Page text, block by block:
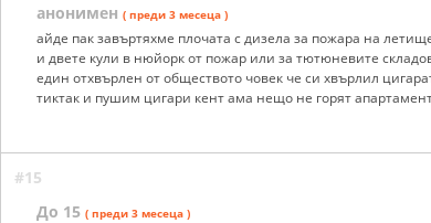
анонимен ( преди 3 месеца )
айде пак завъртяхме плочата с дизела за пожара на
и двете кули в нюйорк от пожар или за тютюневите
един отхвърлен от обществото човек че си хвърлил
тиктак и пушим цигари кент ама нещо не горят
#15
До 15 ( преди 3 месеца )